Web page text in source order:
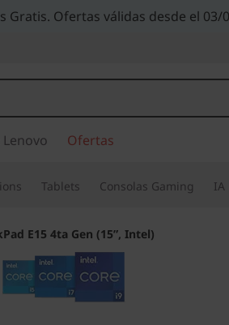
Gratis. Ofertas válidas desde el
Ofertas
Tablets Consolas Gaming IA
E15 4ta Gen (15”, Intel)